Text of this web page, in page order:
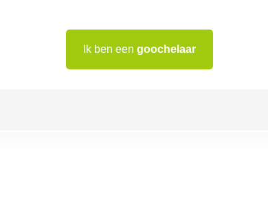
Ik ben een goochelaar